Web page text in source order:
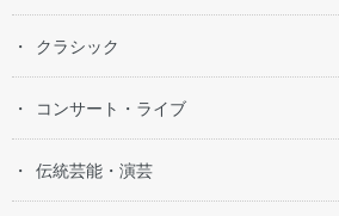
クラシック
コンサート・ライブ
伝統芸能・演芸